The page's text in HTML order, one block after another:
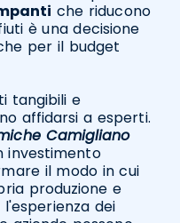
che riducono
è una decisione
per il budget
tangibili e
affidarsi a esperti.
Camigliano
investimento
il modo in cui
produzione e
dei